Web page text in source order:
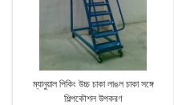
ম্যানুয়াল পিকিং উচ্চ চাকা লাঙল চাকা সঙ্গে
শিল্পকৌশল উপকরণ